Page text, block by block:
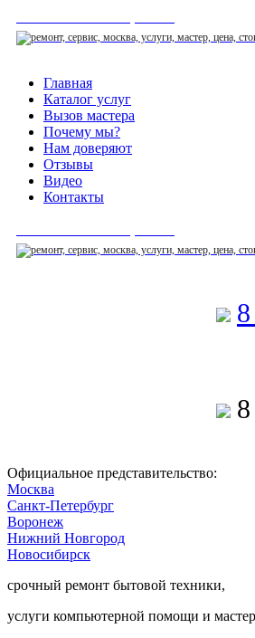
Главная
Каталог услуг
Вызов мастера
Почему мы?
Нам доверяют
Отзывы
Видео
Контакты
Официальное представительство:
Москва
Санкт-Петербург
Воронеж
Нижний Новгород
Новосибирск
срочный ремонт бытовой техники,
услуги компьютерной помощи и